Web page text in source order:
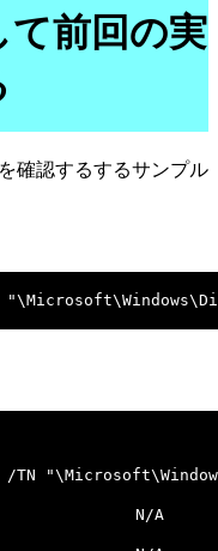
て前回の実
確認するするサンプル